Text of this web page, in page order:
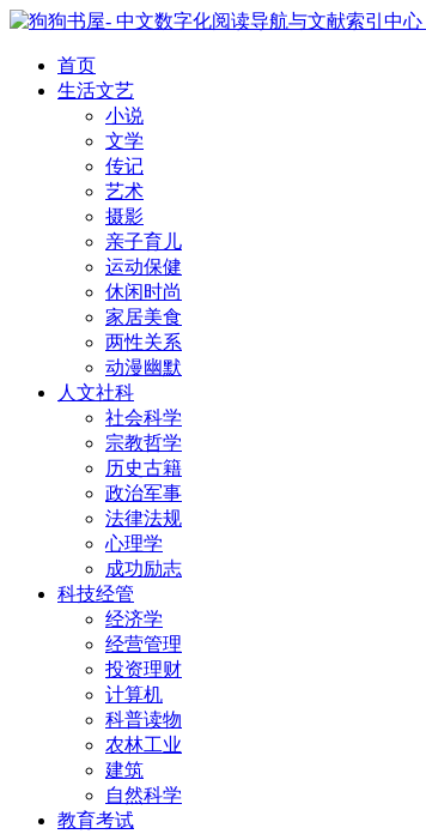
首页
生活文艺
小说
文学
传记
艺术
摄影
亲子育儿
运动保健
休闲时尚
家居美食
两性关系
动漫幽默
人文社科
社会科学
宗教哲学
历史古籍
政治军事
法律法规
心理学
成功励志
科技经管
经济学
经营管理
投资理财
计算机
科普读物
农林工业
建筑
自然科学
教育考试